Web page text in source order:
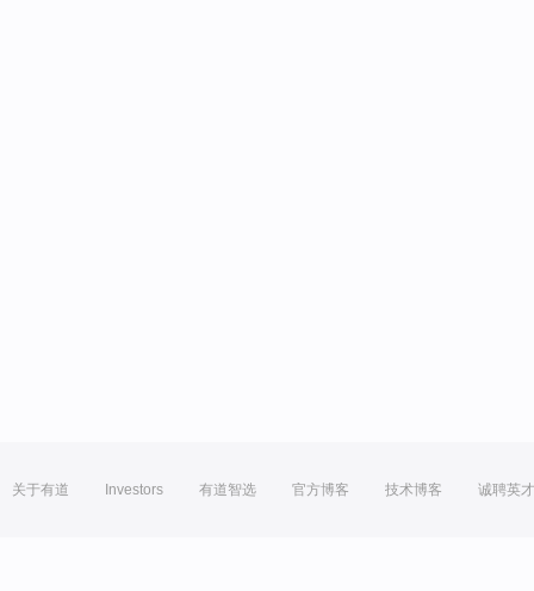
关于有道 Investors 有道智选 官方博客 技术博客 诚聘英才